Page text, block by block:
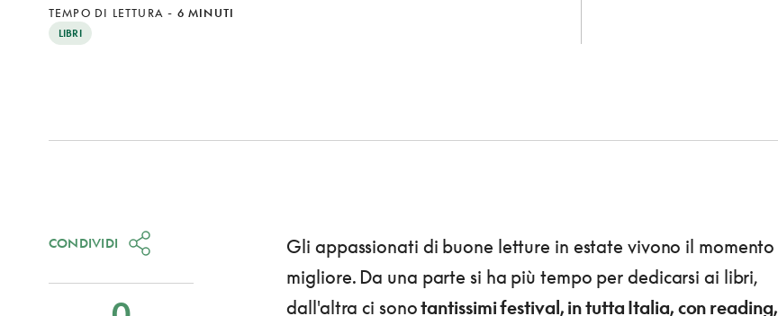
TEMPO DI LETTURA - 6 MINUTI
LIBRI
Gli appassionati di buone letture in estate vivono il momento
migliore. Da una parte si ha più tempo per dedicarsi ai libri,
dall'altra ci sonotantissimi festival, in tutta Italia, con reading,
CONDIVIDI